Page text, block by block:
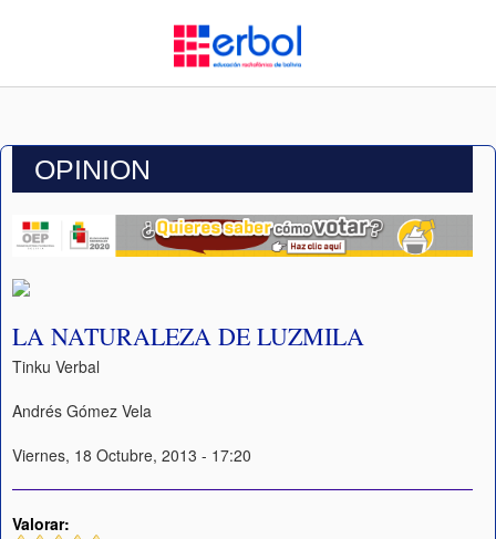
OPINION
LA NATURALEZA DE LUZMILA
Tinku Verbal
Andrés Gómez Vela
Viernes, 18 Octubre, 2013 - 17:20
Valorar: